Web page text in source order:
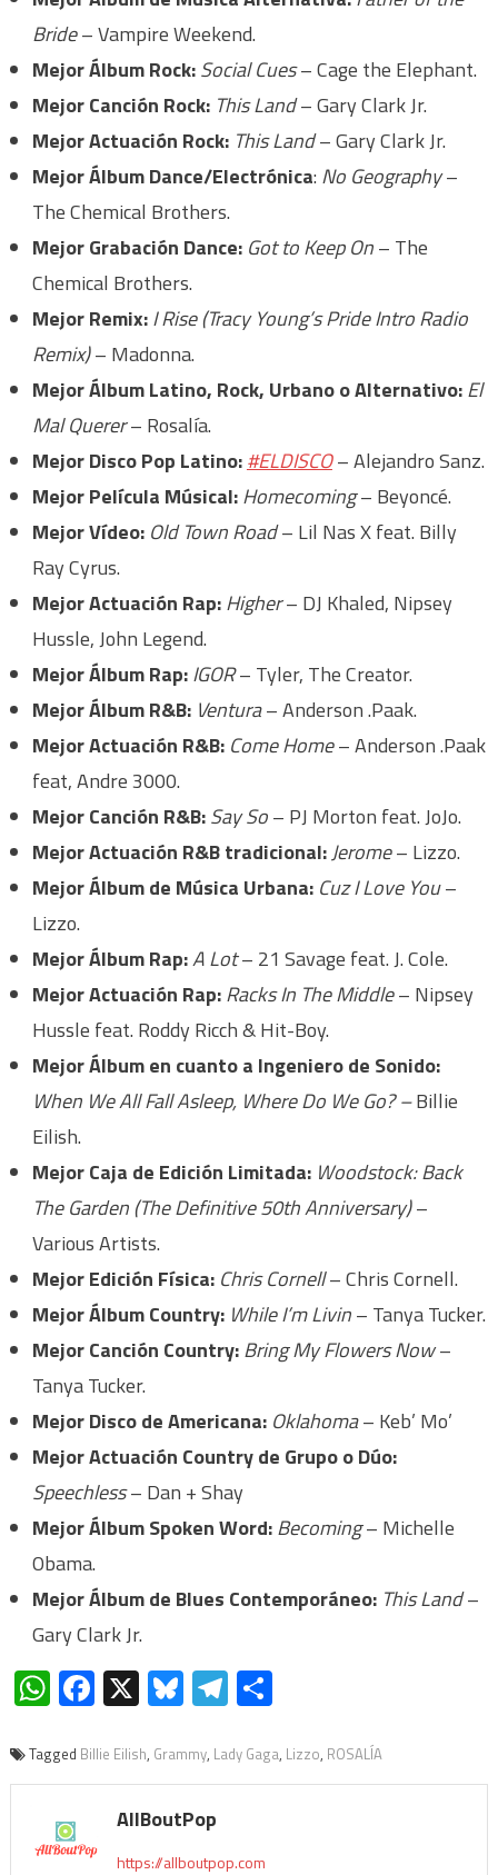
Bride– Vampire Weekend.
Mejor Álbum Rock:Social Cues– Cage the Elephant.
Mejor Canción Rock: This Land– Gary Clark Jr.
Mejor Actuación Rock: This Land– Gary Clark Jr.
Mejor Álbum Dance/Electrónica: No Geography–
The Chemical Brothers.
Mejor Grabación Dance: Got to Keep On– The
Chemical Brothers.
Mejor Remix:I Rise (Tracy Young’s Pride Intro Radio
Remix)– Madonna.
Mejor Álbum Latino, Rock, Urbano o Alternativo:El
Mal Querer– Rosalía.
Mejor Disco Pop Latino:#ELDISCO– Alejandro Sanz.
Mejor Película Músical:Homecoming– Beyoncé.
Mejor Vídeo: Old Town Road– Lil Nas X feat. Billy
Ray Cyrus.
Mejor Actuación Rap:Higher– DJ Khaled, Nipsey
Hussle, John Legend.
Mejor Álbum Rap:IGOR– Tyler, The Creator.
Mejor Álbum R&B: Ventura– Anderson .Paak.
Mejor Actuación R&B: Come Home– Anderson .Paak
feat, Andre 3000.
Mejor Canción R&B:Say So– PJ Morton feat. JoJo.
Mejor Actuación R&B tradicional:Jerome– Lizzo.
Mejor Álbum de Música Urbana: Cuz I Love You–
Lizzo.
Mejor Álbum Rap:A Lot– 21 Savage feat. J. Cole.
Mejor Actuación Rap:Racks In The Middle– Nipsey
Hussle feat. Roddy Ricch & Hit-Boy.
Mejor Álbum en cuanto a Ingeniero de Sonido:
When We All Fall Asleep, Where Do We Go? –Billie
Eilish.
Mejor Caja de Edición Limitada: Woodstock: Back
The Garden (The Definitive 50th Anniversary)–
Various Artists.
Mejor Edición Física: Chris Cornell– Chris Cornell.
Mejor Álbum Country: While I’m Livin– Tanya Tucker.
Mejor Canción Country:Bring My Flowers Now–
Tanya Tucker.
Mejor Disco de Americana: Oklahoma– Keb’ Mo’
Mejor Actuación Country de Grupo o Dúo:
Speechless– Dan + Shay
Mejor Álbum Spoken Word:Becoming– Michelle
Obama.
Mejor Álbum de Blues Contemporáneo: This Land–
Gary Clark Jr.
WhatsApp
Facebook
X BlueskyTelegram
Compartir
Tagged Billie Eilish, Grammy, Lady Gaga, Lizzo, ROSALÍA
AllBoutPop
https://allboutpop.com